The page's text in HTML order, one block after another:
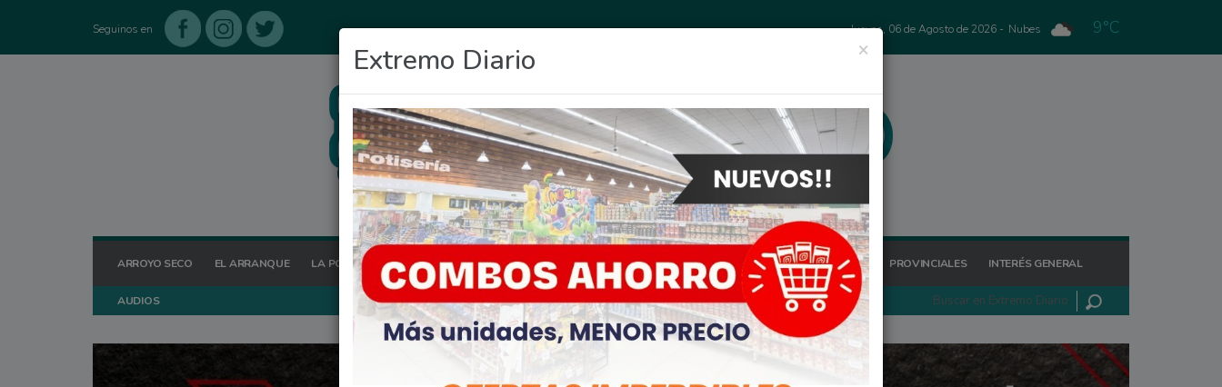
Seguinos en Jueves, 06 de Agosto de 2026 - Nubes 9°C
ARROYO SECO EL ARRANQUE LA POSTA HOY OCIO DEPORTES FIGHIERA GENERAL LAGOS POLICIALES REGIONALES PROVINCIALES INTERÉS GENERAL
AUDIOS
×
Extremo Diario